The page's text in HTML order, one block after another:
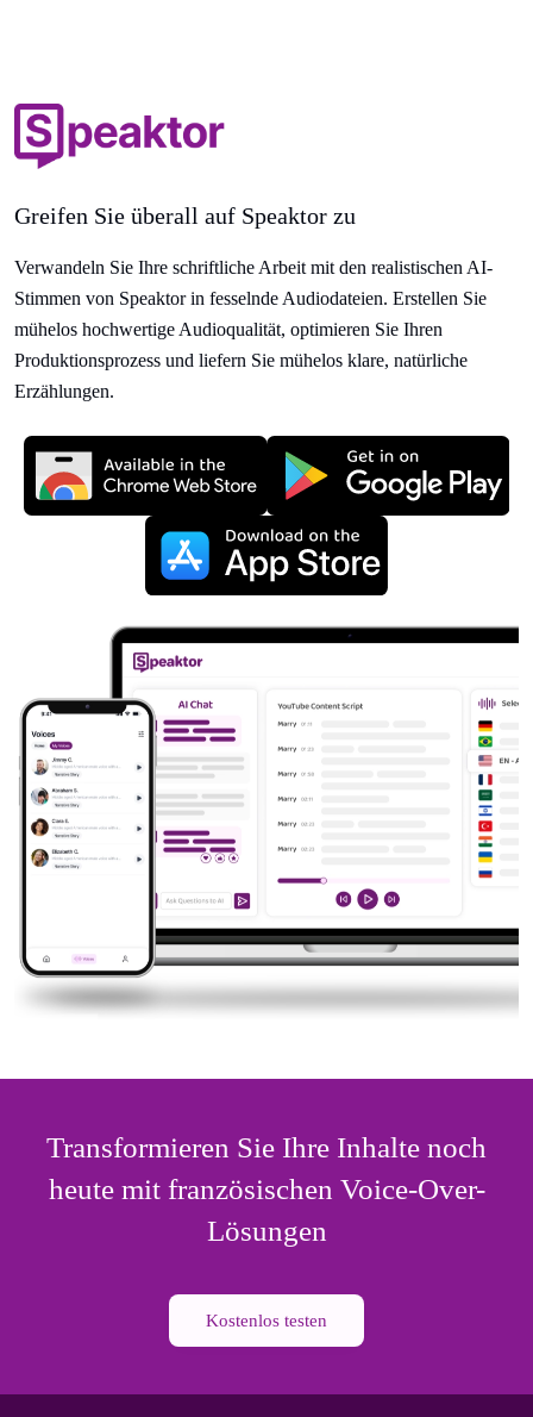
Greifen Sie überall auf Speaktor zu
Verwandeln Sie Ihre schriftliche Arbeit mit den realistischen AI-
Stimmen von Speaktor in fesselnde Audiodateien. Erstellen Sie
mühelos hochwertige Audioqualität, optimieren Sie Ihren
Produktionsprozess und liefern Sie mühelos klare, natürliche
Erzählungen.
Transformieren Sie Ihre Inhalte noch
heute mit französischen Voice-Over-
Lösungen
Kostenlos testen